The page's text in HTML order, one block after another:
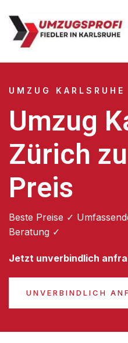
UMZUG KARLSRUHE
Umzug
Zürich
Preis
Beste Preise ✓
Beratung ✓
Jetzt unverbindlich
UNVERBINDLICH